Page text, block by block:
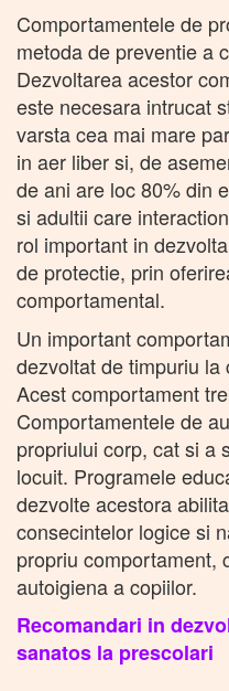
Comportamentele de
metoda de preventie a
Dezvoltarea acestor
este necesara intrucat
varsta cea mai mare
in aer liber si, de
de ani are loc 80% din
si adultii care
rol important in
de protectie, prin
comportamental.
Un important
dezvoltat de timpuriu
Acest comportament
Comportamentele de
propriului corp, cat si a
locuit. Programele
dezvolte acestora
consecintelor logice si
propriu comportament,
autoigiena a copiilor.
Recomandari in
sanatos la prescolari